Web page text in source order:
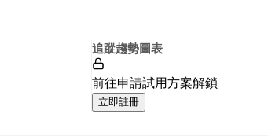
追蹤趨勢圖表
前往申請試用方案解鎖
立即註冊